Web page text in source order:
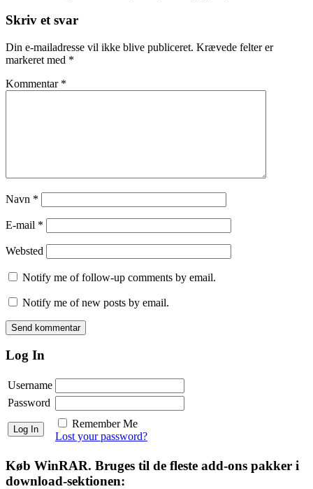
Skriv et svar
Din e-mailadresse vil ikke blive publiceret. Krævede felter er
markeret med *
Kommentar *
Navn *
E-mail *
Websted
Notify me of follow-up comments by email.
Notify me of new posts by email.
Log In
Username
Password
Remember Me
Lost your password?
Køb WinRAR. Bruges til de fleste add-ons pakker i
download-sektionen: